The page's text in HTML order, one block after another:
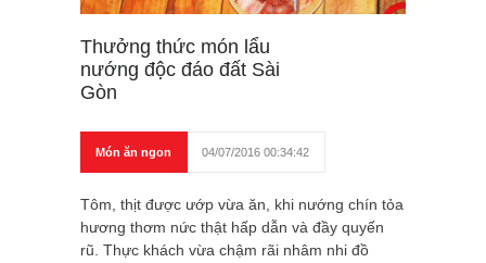
Thưởng thức món lẩu
nướng độc đáo đất Sài
Gòn
Món ăn ngon 04/07/2016 00:34:42
Tôm, thịt được ướp vừa ăn, khi nướng chín tỏa
hương thơm nức thật hấp dẫn và đầy quyến
rũ. Thực khách vừa chậm rãi nhâm nhi đồ